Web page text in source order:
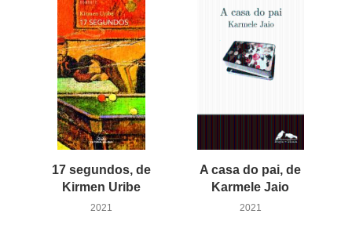
17 segundos, de
Kirmen Uribe
2021
A casa do pai, de
Karmele Jaio
2021